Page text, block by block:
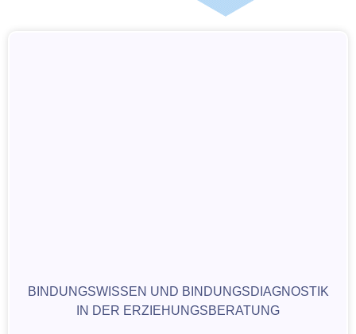
BINDUNGSWISSEN UND BINDUNGSDIAGNOSTIK
IN DER ERZIEHUNGSBERATUNG